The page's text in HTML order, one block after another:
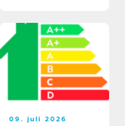
09. juli 2026